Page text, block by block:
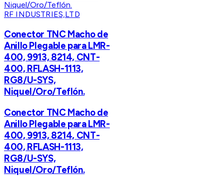
RF INDUSTRIES,LTD
Conector TNC Macho de
Anillo Plegable para LMR-
400, 9913, 8214, CNT-
400, RFLASH-1113,
RG8/U-SYS,
Niquel/Oro/Teflón.
Conector TNC Macho de
Anillo Plegable para LMR-
400, 9913, 8214, CNT-
400, RFLASH-1113,
RG8/U-SYS,
Niquel/Oro/Teflón.